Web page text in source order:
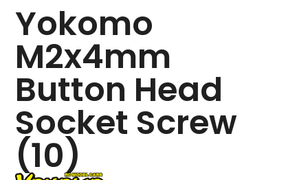
Yokomo
M2x4mm
Button Head
Socket Screw
(10)